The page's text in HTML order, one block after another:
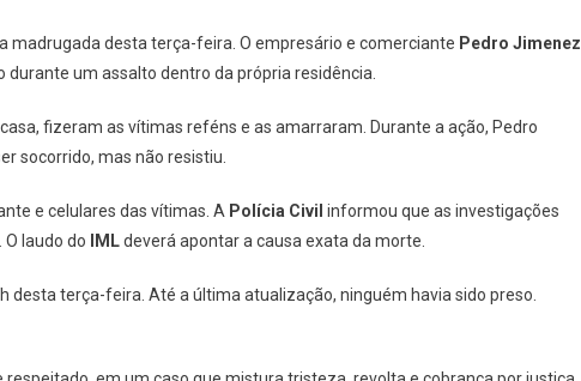
madrugada desta terça-feira. O empresário e comerciante Pedro Jimenez
um assalto dentro da própria residência.
fizeram as vítimas reféns e as amarraram. Durante a ação, Pedro
socorrido, mas não resistiu.
e celulares das vítimas. A Polícia Civil informou que as investigações
laudo do
IMLdeverá apontar a causa exata da morte.
desta terça-feira. Até a última atualização, ninguém havia sido preso.